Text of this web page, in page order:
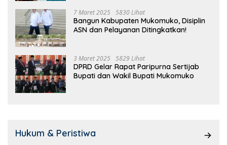
7 Maret 2025 5830 Lihat
Bangun Kabupaten Mukomuko, Disiplin
ASN dan Pelayanan Ditingkatkan!
3 Maret 2025 5829 Lihat
DPRD Gelar Rapat Paripurna Sertijab
Bupati dan Wakil Bupati Mukomuko
Hukum & Peristiwa